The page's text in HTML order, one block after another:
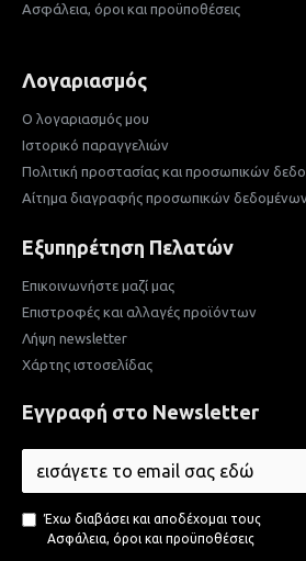
Ασφάλεια, όροι και προϋποθέσεις
Λογαριασμός
Ο λογαριασμός μου
Ιστορικό παραγγελιών
Πολιτική προστασίας και προσωπικών
Αίτημα διαγραφής προσωπικών δεδομένων
Εξυπηρέτηση Πελατών
Επικοινωνήστε μαζί μας
Επιστροφές και αλλαγές προϊόντων
Λήψη newsletter
Χάρτης ιστοσελίδας
Εγγραφή στο Newsletter
Έχω διαβάσει και αποδέχομαι τους
Ασφάλεια, όροι και προϋποθέσεις